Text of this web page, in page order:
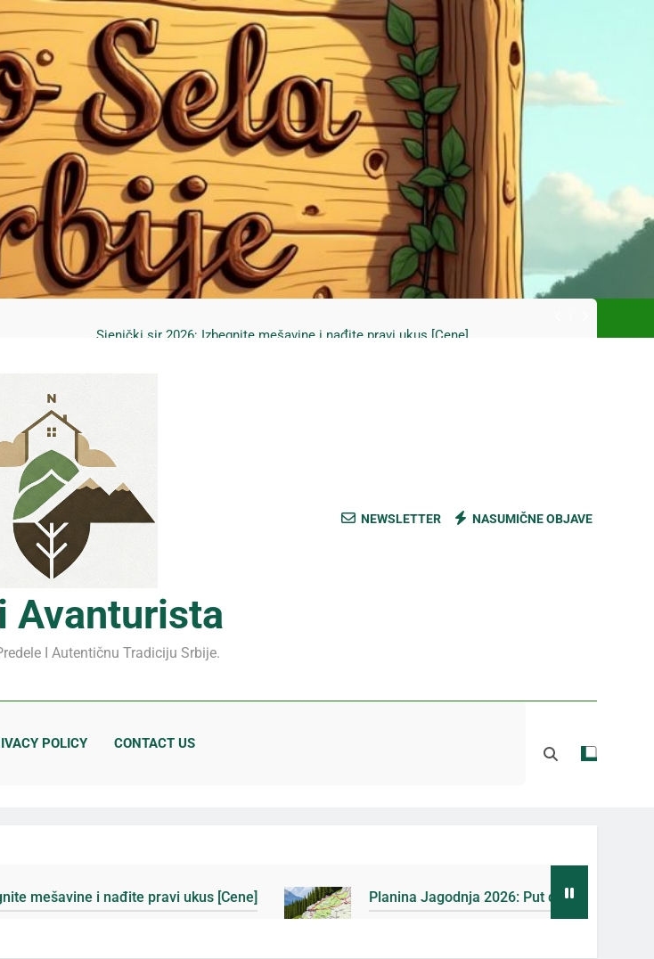
Mrčajevci 2026: Svadbarski kupus bez prevare i masti [Cene]
Jahorina leto 2026: Staze bez prašine i novih eko-taksi [Mapa]
Sjenički sir 2026: Izbegnite mešavine i nađite pravi ukus [Cene]
Jahorina leto 2026: Staze bez prašine i novih eko-taksi [Mapa]
Sjenički sir 2026: Izbegnite mešavine i nađite pravi ukus [Cene]
Planina Jagodnja 2026: Put do Mačkovog kamena bez rupa [Mapa]
Avanturista
I Autentičnu Tradiciju Srbije.
NEWSLETTER NASUMIČNE OBJAVE
POLICY CONTACT US
pravi ukus [Cene] Planina Jagodnja 2026: Put do Mačkovog kamena bez rupa